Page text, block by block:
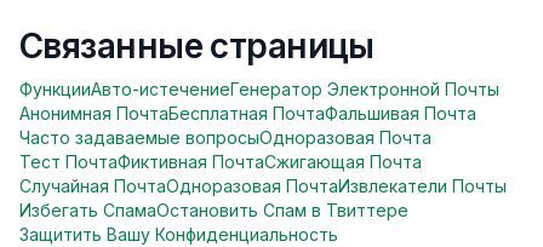
Связанные страницы
ФункцииАвто-истечениеГенератор Электронной Почты
Анонимная ПочтаБесплатная ПочтаФальшивая Почта
Часто задаваемые вопросыОдноразовая Почта
Тест ПочтаФиктивная ПочтаСжигающая Почта
Случайная ПочтаОдноразовая ПочтаИзвлекатели Почты
Избегать СпамаОстановить Спам в Твиттере
Защитить Вашу Конфиденциальность